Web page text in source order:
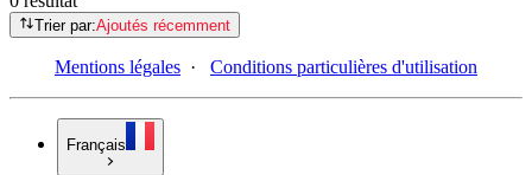
Trier par:Ajoutés récemment
Mentions légales · Conditions particulières d'utilisation
Français